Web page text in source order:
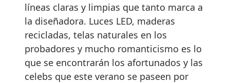
líneas claras y limpias que tanto marca a
la diseñadora. Luces LED, maderas
recicladas, telas naturales en los
probadores y mucho romanticismo es lo
que se encontrarán los afortunados y las
celebs que este verano se paseen por